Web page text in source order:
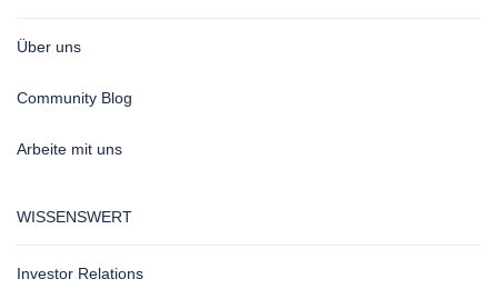
Über uns
Community Blog
Arbeite mit uns
WISSENSWERT
Investor Relations